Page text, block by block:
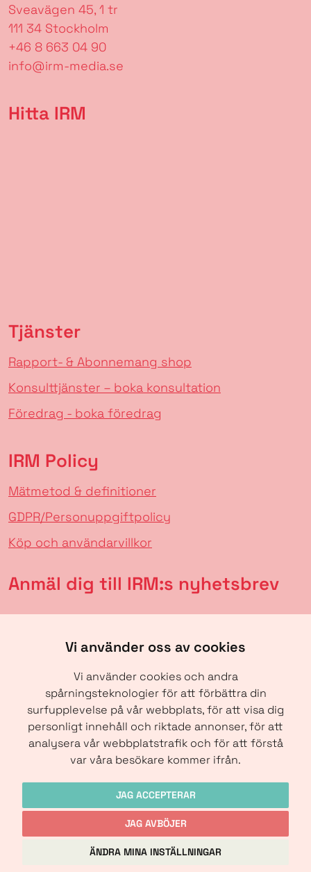
Vi använder oss av cookies
Vi använder cookies och andra
spårningsteknologier för att förbättra din
surfupplevelse på vår webbplats, för att visa dig
personligt innehåll och riktade annonser, för att
analysera vår webbplatstrafik och för att förstå
var våra besökare kommer ifrån.
JAG ACCEPTERAR
JAG AVBÖJER
ÄNDRA MINA INSTÄLLNINGAR
Sveavägen 45, 1 tr
111 34 Stockholm
+46 8 663 04 90
info@irm-media.se
Hitta IRM
Tjänster
Rapport- & Abonnemang shop
Konsulttjänster – boka konsultation
Föredrag - boka föredrag
IRM Policy
Mätmetod & definitioner
GDPR/Personuppgiftpolicy
Köp och användarvillkor
Anmäl dig till IRM:s nyhetsbrev
SKICKA
Copyright © IRM-Media 2024